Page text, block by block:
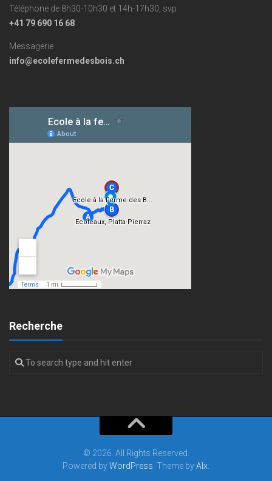
Téléphone de 8h30-10h30 et 14h-17h30, svp
+41 79 690 16 68
Messagerie
info@ecolefermedesbois.ch
Recherche
© 2026. All Rights Reserved.
Powered byWordPress. Theme byAlx.